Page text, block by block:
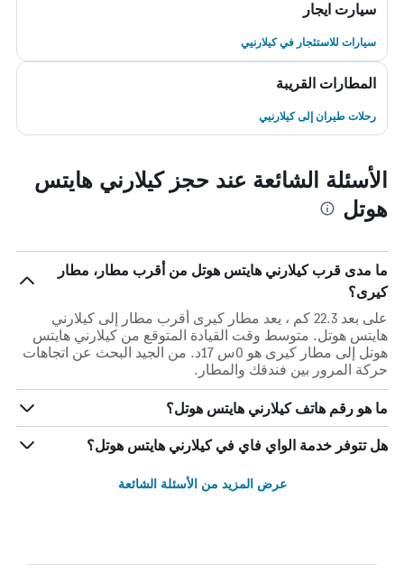
سيارت ايجار
سيارات للاستئجار في كيلارنيي
المطارات القريبة
رحلات طيران إلى كيلارنيي
الأسئلة الشائعة عند حجز كيلارني هايتس
هوتل
ما مدى قرب كيلارني هايتس هوتل من أقرب مطار، مطار
كيرى؟
على بعد 22.3 كم ، يعد مطار كيرى أقرب مطار إلى كيلارني
هايتس هوتل. متوسط وقت القيادة المتوقع من كيلارني هايتس
هوتل إلى مطار كيرى هو 0س 17د. من الجيد البحث عن اتجاهات
حركة المرور بين فندقك والمطار.
ما هو رقم هاتف كيلارني هايتس هوتل؟
هل تتوفر خدمة الواي فاي في كيلارني هايتس هوتل؟
عرض المزيد من الأسئلة الشائعة